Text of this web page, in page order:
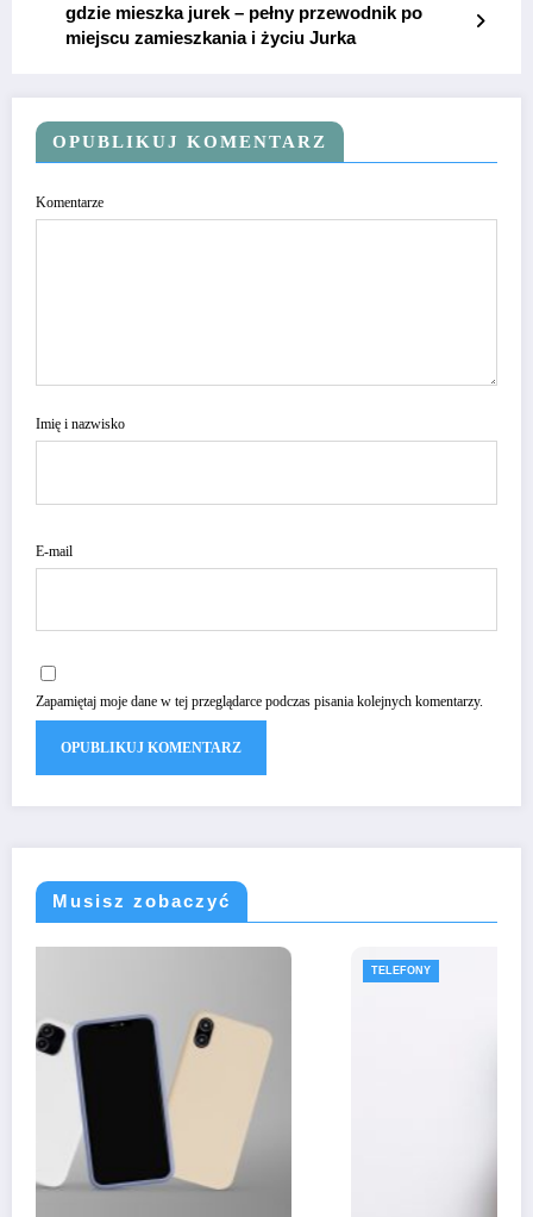
gdzie mieszka jurek – pełny przewodnik po
miejscu zamieszkania i życiu Jurka
OPUBLIKUJ KOMENTARZ
Komentarze
Imię i nazwisko
E-mail
Zapamiętaj moje dane w tej przeglądarce podczas pisania kolejnych komentarzy.
Musisz zobaczyć